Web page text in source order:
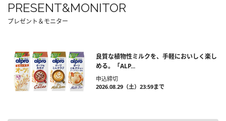
PRESENT&MONITOR
プレゼント＆モニター
良質な植物性ミルクを、手軽においしく楽し
める。「ALP...
申込締切
2026.08.29（土）23:59まで